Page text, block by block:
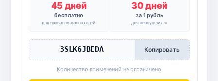
45 дней
бесплатно
для новых пользователей
30 дней
за 1 рубль
для вернувшихся
3SLK6JBEDA Копировать
Количество применений не ограничено